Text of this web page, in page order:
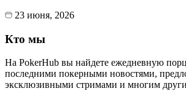
23 июня, 2026
Кто мы
На PokerHub вы найдете ежедневную
последними покерными новостями,
эксклюзивными стримами и многим